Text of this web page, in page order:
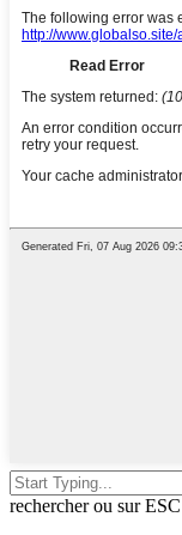
rechercher ou sur